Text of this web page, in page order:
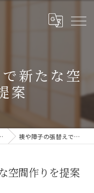
新たな空
案
襖や障子の張替えで新たな空間作りを提案
空間作りを提案